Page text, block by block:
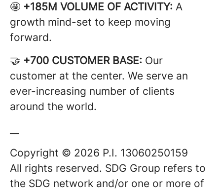
🤩 +185M VOLUME OF ACTIVITY: A
growth mind-set to keep moving
forward.
🤝 +700 CUSTOMER BASE: Our
customer at the center. We serve an
ever-increasing number of clients
around the world.
Copyright © 2026 P.I. 13060250159
All rights reserved. SDG Group refers to
the SDG network and/or one or more of